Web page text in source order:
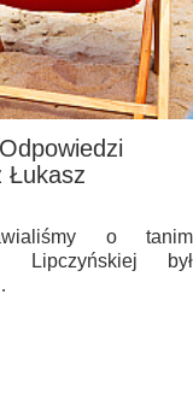
Łukasz
o tanim
Lipczyńskiej był